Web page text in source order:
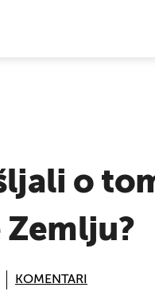
o
KOMENTARI